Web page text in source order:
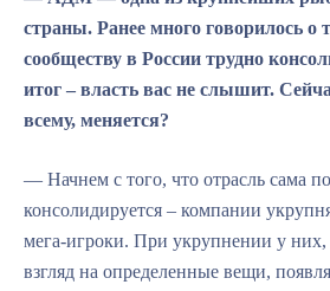
страны. Ранее много говорилось
сообществу в России трудно
итог – власть вас не слышит.
всему, меняется?
— Начнем с того, что отрасль сама
консолидируется – компании
мега-игроки. При укрупнении у них,
взгляд на определенные вещи,